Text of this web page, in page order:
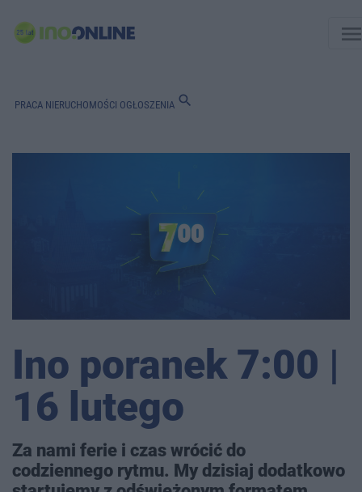
PRACA NIERUCHOMOŚCI OGŁOSZENIA search
Ino poranek 7:00 |
16 lutego
Za nami ferie i czas wrócić do
codziennego rytmu. My dzisiaj dodatkowo